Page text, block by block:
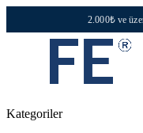
2.000₺ ve
Kategoriler